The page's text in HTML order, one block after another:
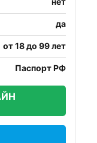
да
от 18 до 99 лет
Паспорт РФ